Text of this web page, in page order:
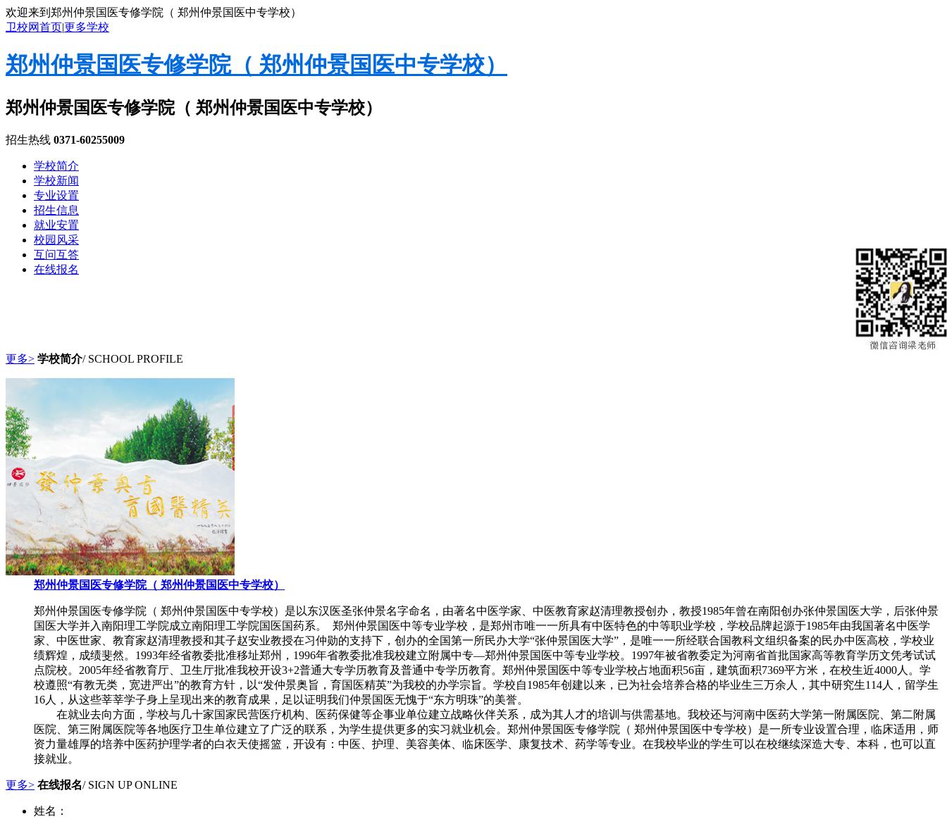
欢迎来到郑州仲景国医专修学院（ 郑州仲景国医中专学校）
卫校网首页|更多学校
郑州仲景国医专修学院（ 郑州仲景国医中专学校）
郑州仲景国医专修学院（ 郑州仲景国医中专学校）
招生热线 0371-60255009
学校简介
学校新闻
专业设置
招生信息
就业安置
校园风采
互问互答
在线报名
更多> 学校简介/ SCHOOL PROFILE
郑州仲景国医专修学院（ 郑州仲景国医中专学校）
郑州仲景国医专修学院（ 郑州仲景国医中专学校）是以东汉医圣张仲景名字命名，由著名中医学家、中医教育家赵清理教授创办，教授1985年曾在南阳创办张仲景国医大学，后张仲景
国医大学并入南阳理工学院成立南阳理工学院国医国药系。 郑州仲景国医中等专业学校，是郑州市唯一一所具有中医特色的中等职业学校，学校品牌起源于1985年由我国著名中医学
家、中医世家、教育家赵清理教授和其子赵安业教授在习仲勋的支持下，创办的全国第一所民办大学“张仲景国医大学”，是唯一一所经联合国教科文组织备案的民办中医高校，学校业
绩辉煌，成绩斐然。1993年经省教委批准移址郑州，1996年省教委批准我校建立附属中专—郑州仲景国医中等专业学校。1997年被省教委定为河南省首批国家高等教育学历文凭考试试
点院校。2005年经省教育厅、卫生厅批准我校开设3+2普通大专学历教育及普通中专学历教育。郑州仲景国医中等专业学校占地面积56亩，建筑面积7369平方米，在校生近4000人。学
校遵照“有教无类，宽进严出”的教育方针，以“发仲景奥旨，育国医精英”为我校的办学宗旨。学校自1985年创建以来，已为社会培养合格的毕业生三万余人，其中研究生114人，留学生
16人，从这些莘莘学子身上呈现出来的教育成果，足以证明我们仲景国医无愧于“东方明珠”的美誉。
在就业去向方面，学校与几十家国家民营医疗机构、医药保健等企事业单位建立战略伙伴关系，成为其人才的培训与供需基地。我校还与河南中医药大学第一附属医院、第二附属
医院、第三附属医院等各地医疗卫生单位建立了广泛的联系，为学生提供更多的实习就业机会。郑州仲景国医专修学院（ 郑州仲景国医中专学校）是一所专业设置合理，临床适用，师
资力量雄厚的培养中医药护理学者的白衣天使摇篮，开设有：中医、护理、美容美体、临床医学、康复技术、药学等专业。在我校毕业的学生可以在校继续深造大专、本科，也可以直
接就业。
更多> 在线报名/ SIGN UP ONLINE
姓名：